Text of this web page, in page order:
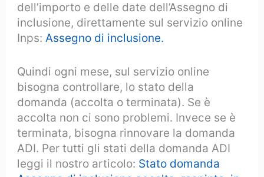
dell’importo e delle date dell’Assegno di
inclusione, direttamente sul servizio online
Inps:Assegno di inclusione.
Quindi ogni mese, sul servizio online
bisogna controllare, lo stato della
domanda (accolta o terminata). Se è
accolta non ci sono problemi. Invece se è
terminata, bisogna rinnovare la domanda
ADI. Per tutti gli stati della domanda ADI
leggi il nostro articolo: Stato domanda